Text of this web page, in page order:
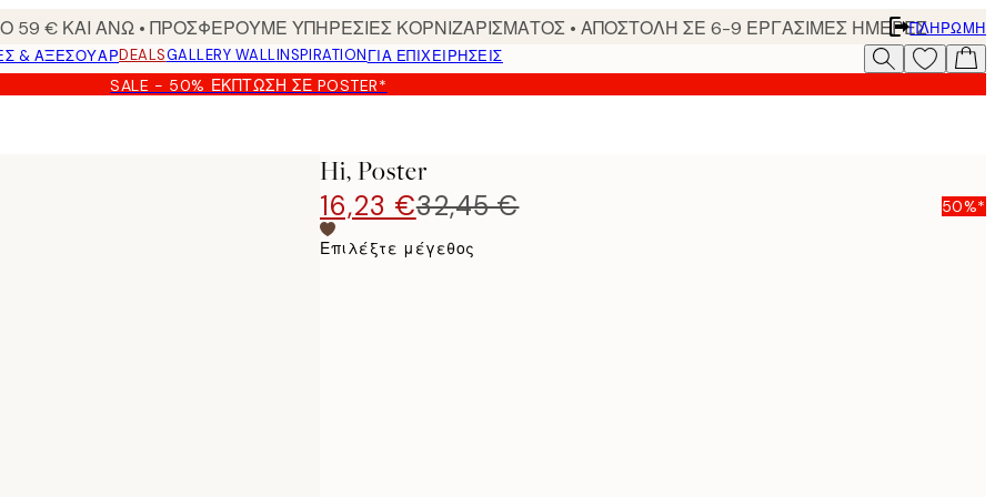
€ ΚΑΙ ΑΝΩ • ΠΡΟΣΦΕΡΟΥΜΕ ΥΠΗΡΕΣΙΕΣ ΚΟΡΝΙΖΑΡΙΣΜΑΤΟΣ • ΑΠΟΣΤΟΛΗ ΣΕ 6-9 ΕΡΓΑΣΙΜΕΣ ΗΜΕΡΕΣΠΛΗΡΩΜΉ
& ΑΞΕΣΟΥΆΡDEALSGALLERY WALLINSPIRATIONΓΙΑ ΕΠΙΧΕΙΡΗΣΕΙΣ
SALE - 50% ΈΚΠΤΩΣΗ ΣΕ POSTER*
Hi, Poster
16,23 €32,45 € 50%*
Επιλέξτε μέγεθος